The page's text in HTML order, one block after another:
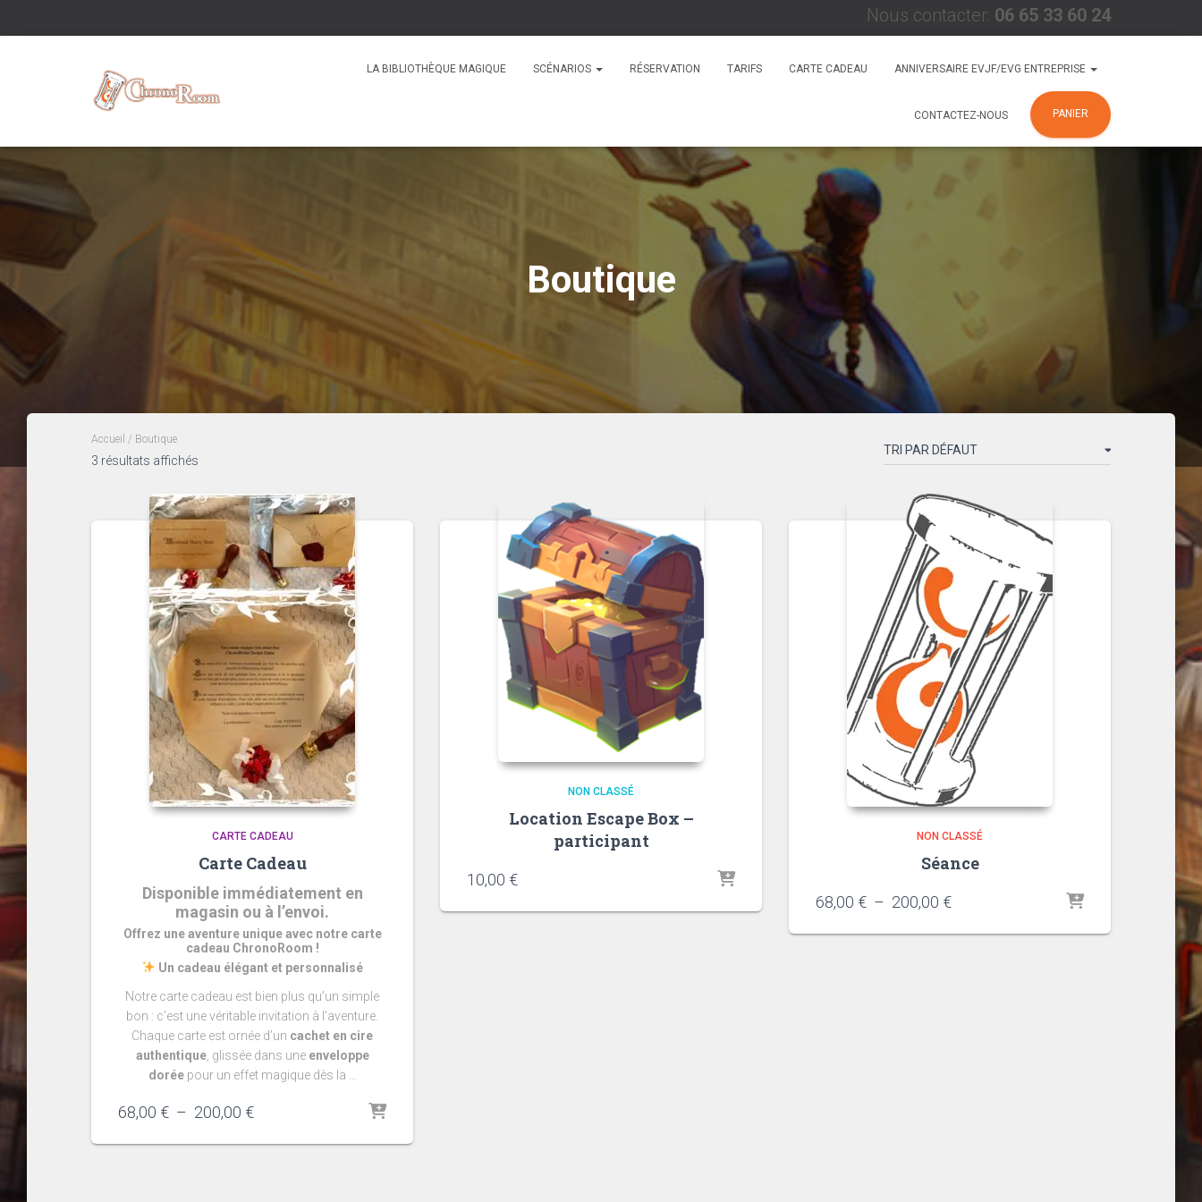
Nous contacter: 06 65 33 60 24
LA BIBLIOTHÈQUE MAGIQUE SCÉNARIOS RÉSERVATION TARIFS CARTE CADEAU ANNIVERSAIRE EVJF/EVG ENTREPRISE
CONTACTEZ-NOUS PANIER
Boutique
Accueil / Boutique
3 résultats affichés
CARTE CADEAU
Carte Cadeau
Disponible immédiatement en
magasin ou à l’envoi.
Offrez une aventure unique avec notre carte
cadeau ChronoRoom !
Un cadeau élégant et personnalisé
Notre carte cadeau est bien plus qu’un simple
bon : c’est une véritable invitation à l’aventure.
Chaque carte est ornée d’un cachet en cire
authentique, glissée dans une enveloppe
doréepour un effet magique dès la …
68,00 € – 200,00 €Plage
prix :
NON CLASSÉ
Location Escape Box –
participant
10,00 €
NON CLASSÉ
Séance
68,00 € – 200,00 €Plage
prix :